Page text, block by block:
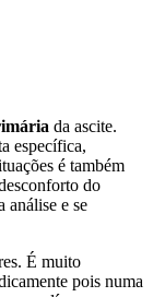
da ascite.
específica,
é também
do
análise e se
É muito
pois numa